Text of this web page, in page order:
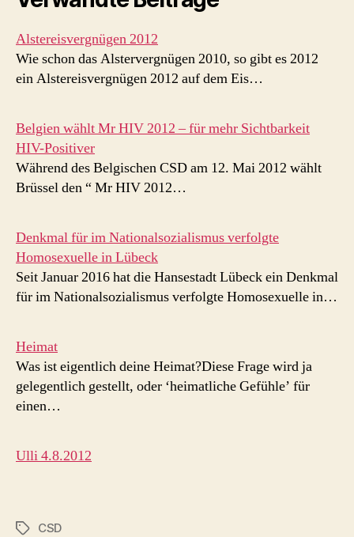
Alstereisvergnügen 2012
Wie schon das Alstervergnügen 2010, so gibt es 2012
ein Alstereisvergnügen 2012 auf dem Eis…
Belgien wählt Mr HIV 2012 – für mehr Sichtbarkeit
HIV-Positiver
Während des Belgischen CSD am 12. Mai 2012 wählt
Brüssel den “ Mr HIV 2012…
Denkmal für im Nationalsozialismus verfolgte
Homosexuelle in Lübeck
Seit Januar 2016 hat die Hansestadt Lübeck ein Denkmal
für im Nationalsozialismus verfolgte Homosexuelle in…
Heimat
Was ist eigentlich deine Heimat?Diese Frage wird ja
gelegentlich gestellt, oder ‘heimatliche Gefühle’ für
einen…
Ulli 4.8.2012
Schlagwörter
CSD